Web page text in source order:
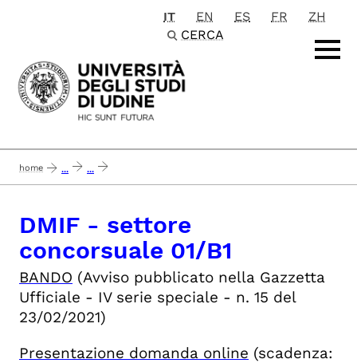
Passa al contenuto principale
IT EN ES FR
ZH
CERCA
home ... ...
DMIF - settore
concorsuale 01/B1
BANDO (Avviso pubblicato nella Gazzetta
Ufficiale - IV serie speciale - n. 15 del
23/02/2021)
Presentazione domanda online (scadenza: